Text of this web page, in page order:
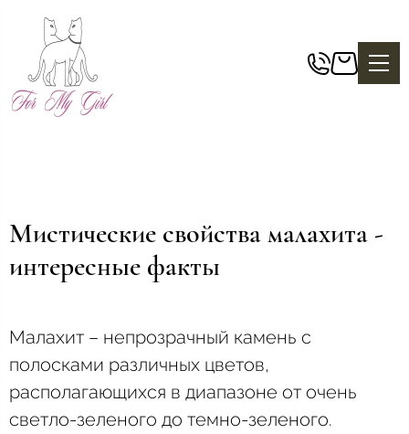
Мистические свойства малахита -
интересные факты
Малахит – непрозрачный камень с
полосками различных цветов,
располагающихся в диапазоне от очень
светло-зеленого до темно-зеленого.